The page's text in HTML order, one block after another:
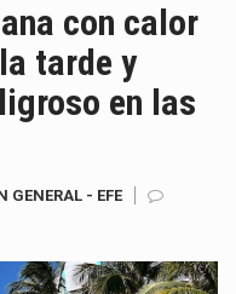
con calor
tarde y
en las
GENERAL - EFE